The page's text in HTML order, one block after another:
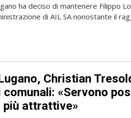
ha deciso di mantenere Filippo
di AIL SA nonostante il
Christian
«Servono
più attrattive»